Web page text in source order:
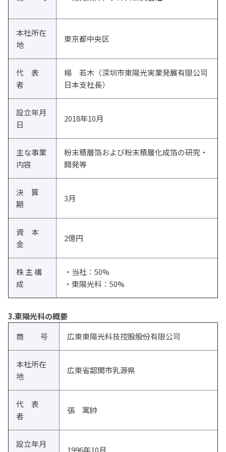
本社所在
地
東京都中央区
代 表
者
楊 若木（深圳市東陽光実業発展有限公司
日本支社長）
設立年月
日
2018年10月
主な事業
内容
粉末積層箔および粉末積層化成箔の研究・
開発等
決 算
期
3月
資 本
金
2億円
株 主 構
成
・当社：50%
・東陽光科：50%
3.東陽光科の概要
商 号
広東東陽光科技控股股份有限公司
本社所在
地
広東省韶関市乳源県
代 表
者
張 寓帥
設立年月
1996年10月